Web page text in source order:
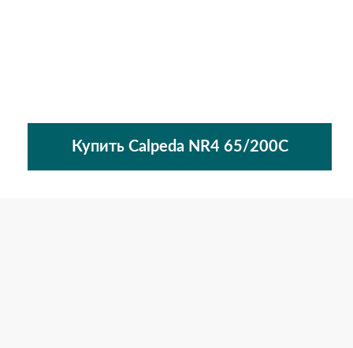
Купить Calpeda NR4 65/200C